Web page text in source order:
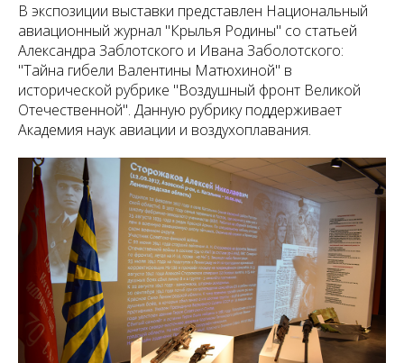
В экспозиции выставки представлен Национальный
авиационный журнал "Крылья Родины" со статьей
Александра Заблотского и Ивана Заболотского:
"Тайна гибели Валентины Матюхиной" в
исторической рубрике "Воздушный фронт Великой
Отечественной". Данную рубрику поддерживает
Академия наук авиации и воздухоплавания.